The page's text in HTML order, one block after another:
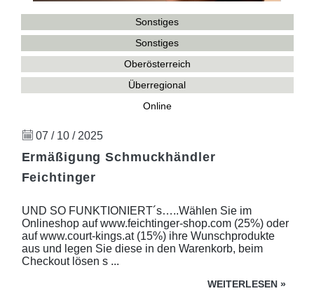
Sonstiges
Sonstiges
Oberösterreich
Überregional
Online
07 / 10 / 2025
Ermäßigung Schmuckhändler
Feichtinger
UND SO FUNKTIONIERT´s…..Wählen Sie im
Onlineshop auf www.feichtinger-shop.com (25%) oder
auf www.court-kings.at (15%) ihre Wunschprodukte
aus und legen Sie diese in den Warenkorb, beim
Checkout lösen s ...
WEITERLESEN »